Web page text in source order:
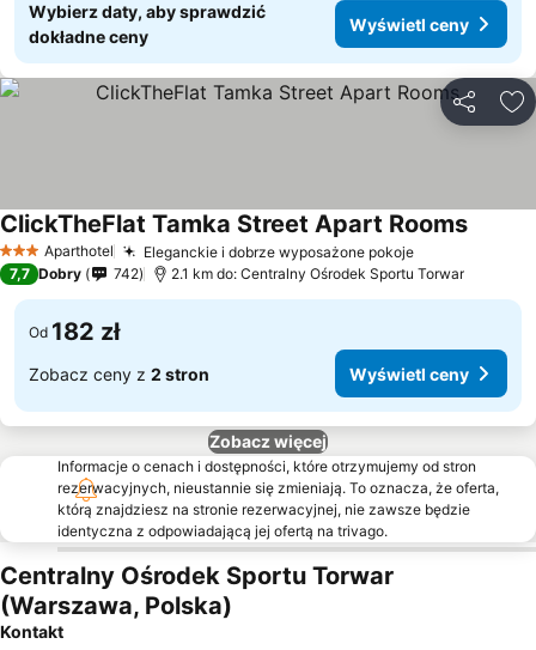
Wybierz daty, aby sprawdzić
dokładne ceny
Wyświetl ceny
3 KategoriaAparthotel Eleganckie i dobrze wyposażone pokoje
ClickTheFlat Tamka Street Apart Rooms
7,7 Dobry 742 2.1 km do: Centralny Ośrodek Sportu Torwar
Od 182 zł
Zobacz ceny z 2 stron Wyświetl ceny
Zobacz więcej
Informacje o cenach i dostępności, które otrzymujemy od stron
rezerwacyjnych, nieustannie się zmieniają. To oznacza, że oferta,
którą znajdziesz na stronie rezerwacyjnej, nie zawsze będzie
identyczna z odpowiadającą jej ofertą na trivago.
Centralny Ośrodek Sportu Torwar
(Warszawa, Polska)
Kontakt